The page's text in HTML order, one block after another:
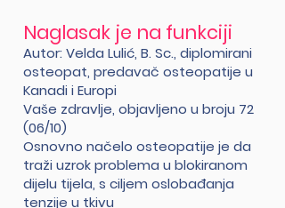
Naglasak je na funkciji
Autor: Velda Lulić, B. Sc., diplomirani
osteopat, predavač osteopatije u
Kanadi i Europi
Vaše zdravlje, objavljeno u broju 72
(06/10)
Osnovno načelo osteopatije je da
traži uzrok problema u blokiranom
dijelu tijela, s ciljem oslobađanja
tenzije u tkivu